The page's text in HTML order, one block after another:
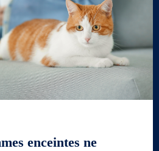
enceintes ne